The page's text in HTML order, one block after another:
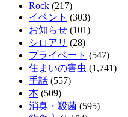
Rock (217)
イベント (303)
お知らせ (101)
シロアリ (28)
プライベート (547)
住まいの害虫 (1,741)
手話 (557)
本 (509)
消臭・殺菌 (595)